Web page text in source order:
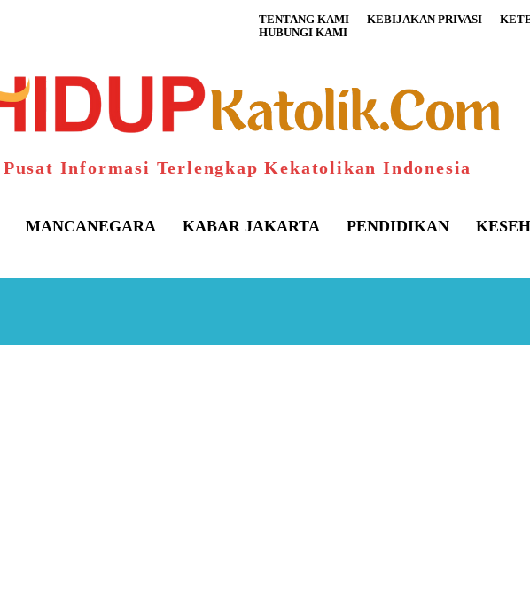
TENTANG KAMI KEBIJAKAN PRIVASI
HUBUNGI KAMI
Pusat Informasi Terlengkap Kekatolikan Indonesia
MANCANEGARA KABAR JAKARTA PENDIDIKAN